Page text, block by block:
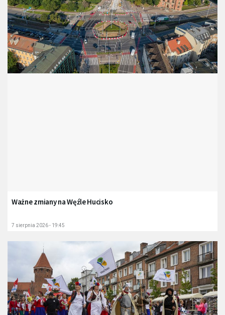
Ważne zmiany na Węźle Hucisko
7 sierpnia 2026 - 19:45